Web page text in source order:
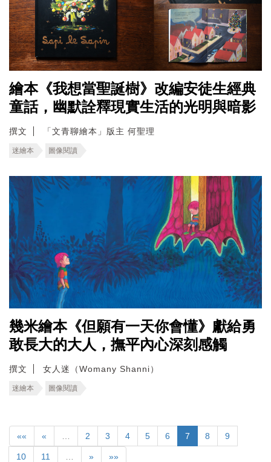
繪本《我想當聖誕樹》改編安徒生經典
童話，幽默詮釋現實生活的光明與暗影
撰文 「文青聊繪本」版主 何聖理
迷繪本 圖像閱讀
幾米繪本《但願有一天你會懂》獻給勇
敢長大的大人，撫平內心深刻感觸
撰文 女人迷（Womany Shanni）
迷繪本 圖像閱讀
«« « 2 3 4 5 6 7 8 9
10 11 » »»